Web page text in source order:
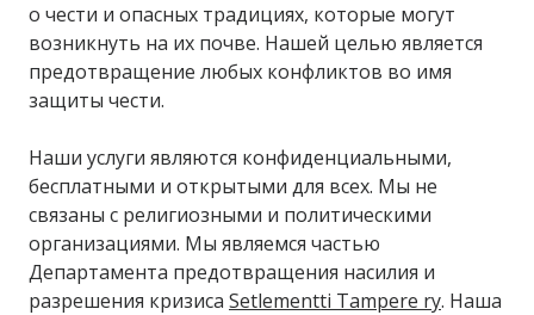
о чести и опасных традициях, которые могут
возникнуть на их почве. Нашей целью является
предотвращение любых конфликтов во имя
защиты чести.
Наши услуги являются конфиденциальными,
бесплатными и открытыми для всех. Мы не
связаны с религиозными и политическими
организациями. Мы являемся частью
Департамента предотвращения насилия и
разрешения кризиса Setlementti Tampere ry. Наша